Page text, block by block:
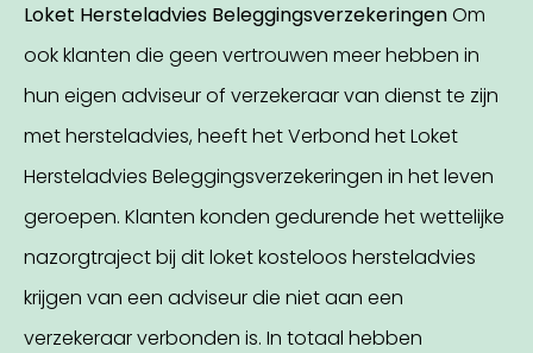
Loket Hersteladvies BeleggingsverzekeringenOm
ook klanten die geen vertrouwen meer hebben in
hun eigen adviseur of verzekeraar van dienst te zijn
met hersteladvies, heeft het Verbond het Loket
Hersteladvies Beleggingsverzekeringen in het leven
geroepen. Klanten konden gedurende het wettelijke
nazorgtraject bij dit loket kosteloos hersteladvies
krijgen van een adviseur die niet aan een
verzekeraar verbonden is. In totaal hebben